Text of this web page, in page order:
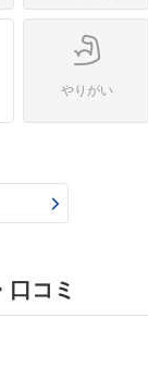
やりがい
コミ